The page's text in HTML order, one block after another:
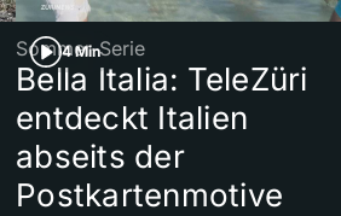
4 Min
Sommer-Serie
Bella Italia: TeleZüri
entdeckt Italien
abseits der
Postkartenmotive